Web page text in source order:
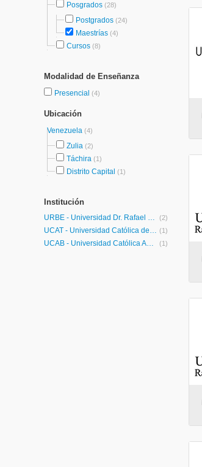
Posgrados (28)
Postgrados (24)
Maestrías (4)
Cursos (8)
Modalidad de Enseñanza
Presencial (4)
Ubicación
Venezuela (4)
Zulia (2)
Táchira (1)
Distrito Capital (1)
Institución
URBE - Universidad Dr. Rafael Belloso Chacín (2)
UCAT - Universidad Católica del Táchira (1)
UCAB - Universidad Católica Andrés Bello (1)